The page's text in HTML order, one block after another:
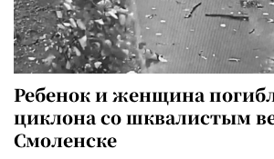
Ребенок и женщина
циклона со шквалистым
Смоленске